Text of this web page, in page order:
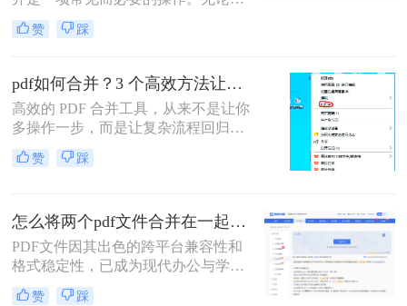
整理报告、合并多个章节的电子书，
还是将扫描件整合为一份完整文档，
而，面对市场上琳琅满目的工具和方
法，许多用户往往感到困惑：哪种方
法最快捷？哪种最安全？怎么合并pdf
文件=
赞 踩
pdf如何合并？3 个高效方法让办公效率翻倍！
高效的 PDF 合并工具，从来不是让你
多操作一步，而是让复杂流程回归简
单本质。职场中，谁没遇到过需要将
多个 PDF 文件合并的场景？项目报告
整合为完整文档。
赞 踩
怎么将两个pdf文件合并在一起？五大方法全面解析！
PDF文件因其出色的跨平台兼容性和
格式稳定性，已成为现代办公与学术
交流中不可或缺的文件格式。然而，
赞 踩